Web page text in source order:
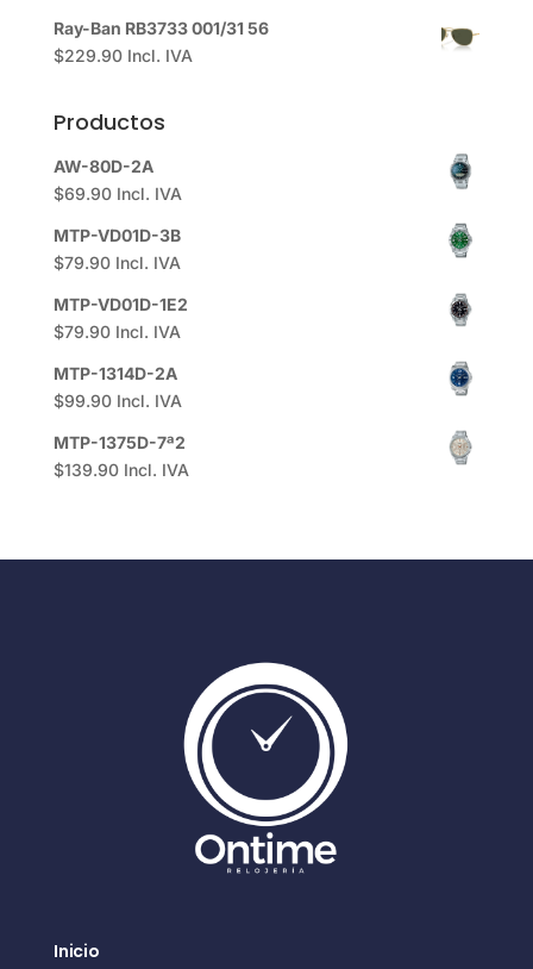
Ray-Ban RB3733 001/31 56
$229.90 Incl. IVA
Productos
AW-80D-2A
$69.90 Incl. IVA
MTP-VD01D-3B
$79.90 Incl. IVA
MTP-VD01D-1E2
$79.90 Incl. IVA
MTP-1314D-2A
$99.90 Incl. IVA
MTP-1375D-7ª2
$139.90 Incl. IVA
Inicio